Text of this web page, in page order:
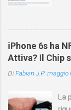
iPhone 6s ha
Attiva? Il Chip
DiFabian J.P. maggio
La